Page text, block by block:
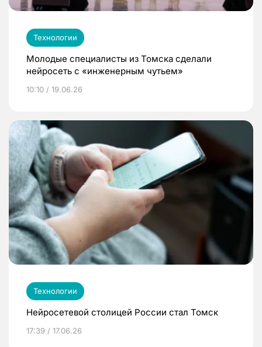
Технологии
Молодые специалисты из Томска сделали
нейросеть с «инженерным чутьем»
10:10 / 19.06.26
Технологии
Нейросетевой столицей России стал Томск
17:39 / 17.06.26